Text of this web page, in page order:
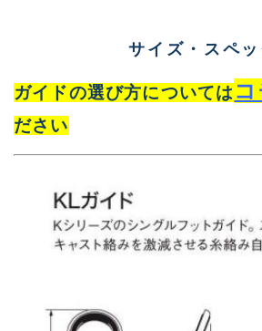
サイズ・スペッ
ガイドの選び方については
ださい